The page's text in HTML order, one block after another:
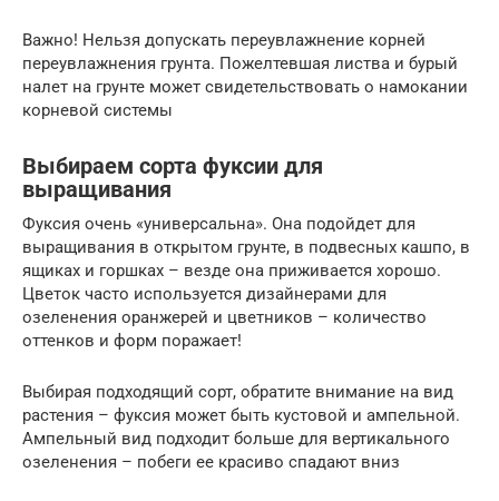
Важно! Нельзя допускать переувлажнение корней
переувлажнения грунта. Пожелтевшая листва и бурый
налет на грунте может свидетельствовать о намокании
корневой системы
Выбираем сорта фуксии для
выращивания
Фуксия очень «универсальна». Она подойдет для
выращивания в открытом грунте, в подвесных кашпо, в
ящиках и горшках – везде она приживается хорошо.
Цветок часто используется дизайнерами для
озеленения оранжерей и цветников – количество
оттенков и форм поражает!
Выбирая подходящий сорт, обратите внимание на вид
растения – фуксия может быть кустовой и ампельной.
Ампельный вид подходит больше для вертикального
озеленения – побеги ее красиво спадают вниз